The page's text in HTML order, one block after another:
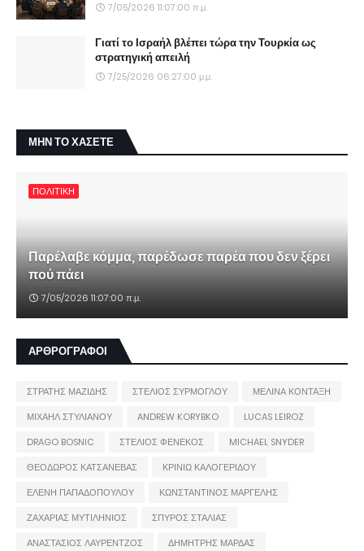
7/05/2026 11:07:00 π.μ.
Γιατί το Ισραήλ βλέπει τώρα την Τουρκία ως
στρατηγική απειλή
7/25/2026 06:27:00 μ.μ.
ΜΗΝ ΤΟ ΧΑΣΕΤΕ
ΠΟΛΙΤΙΚΗ
Παρέλαβε κόμμα, παρέδωσε παρέα που δεν ξέρει
πού πάει
7/05/2026 11:07:00 π.μ.
ΑΡΘΡΟΓΡΑΦΟΙ
ΣΤΡΑΤΗΣ ΜΑΖΙΔΗΣ ΣΤΕΛΙΟΣ ΣΥΡΜΟΓΛΟΥ
ΜΕΛΙΝΑ ΚΟΝΤΑΞΗ
ΜΙΧΑΗΛ ΣΤΥΛΙΑΝΟΥ
ANDREW KORYBKO
LUCAS LEIROZ
DRAGO BOSNIC
ΣΤΕΛΙΟΣ ΦΕΝΕΚΟΣ
MICHAEL SNYDER
ΘΕΟΔΩΡΟΣ ΚΑΤΣΑΝΕΒΑΣ
ΚΡΙΝΙΩ ΚΑΛΟΓΕΡΙΔΟΥ
ΕΛΕΝΗ ΠΑΠΑΔΟΠΟΥΛΟΥ
ΚΩΝΣΤΑΝΤΙΝΟΣ ΜΑΡΓΕΛΗΣ
ΖΑΧΑΡΙΑΣ ΜΥΤΙΛΗΝΙΟΣ
ΣΠΥΡΟΣ ΣΤΑΛΙΑΣ
ΑΝΑΣΤΑΣΙΟΣ ΛΑΥΡΕΝΤΖΟΣ
ΔΗΜΗΤΡΗΣ ΜΑΡΔΑΣ